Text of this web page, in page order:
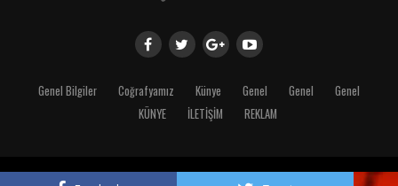
Genel Bilgiler Coğrafyamız Künye Genel Genel
Genel
KÜNYE
İLETİŞİM REKLAM
Copyright © 2018 Düşünce Mektebi